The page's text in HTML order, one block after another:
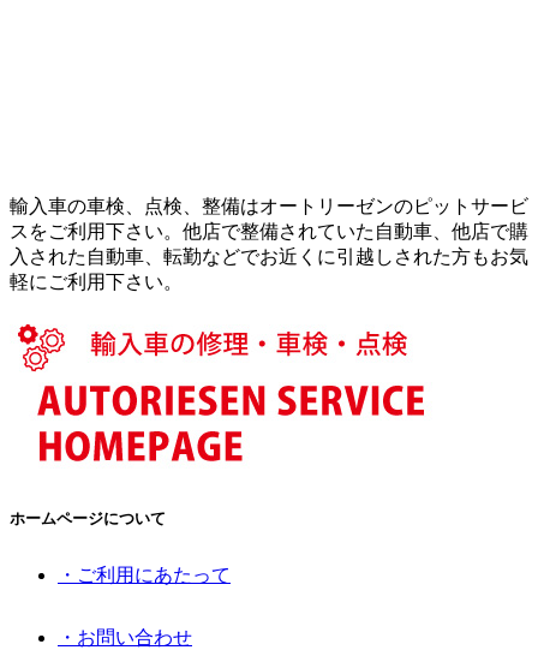
輸入車の車検、点検、整備はオートリーゼンのピットサービ
スをご利用下さい。他店で整備されていた自動車、他店で購
入された自動車、転勤などでお近くに引越しされた方もお気
軽にご利用下さい。
ホームページについて
・ご利用にあたって
・お問い合わせ